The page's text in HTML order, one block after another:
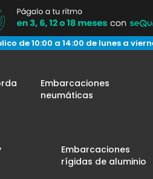
de 10:00 a 14:00 de lunes a
Embarcaciones
neumáticas
Embarcaciones
rígidas de aluminio